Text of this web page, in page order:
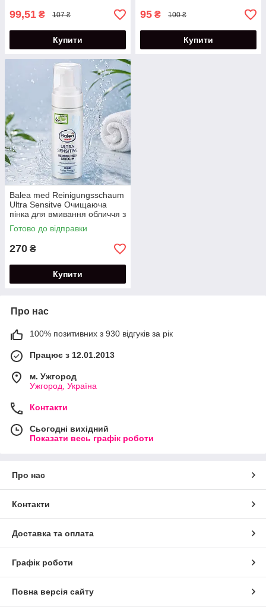
99,51 ₴ 107 ₴
Купити
95 ₴ 100 ₴
Купити
Balea med Reinigungsschaum
Ultra Sensitve Очищаюча
пінка для вмивання обличчя з
пантенолом та алантоїном
150 мл
Готово до відправки
270 ₴
Купити
Про нас
100% позитивних з 930 відгуків за рік
Працює з 12.01.2013
м. Ужгород
Ужгород, Україна
Контакти
Сьогодні вихідний
Показати весь графік роботи
Про нас
Контакти
Доставка та оплата
Графік роботи
Повна версія сайту